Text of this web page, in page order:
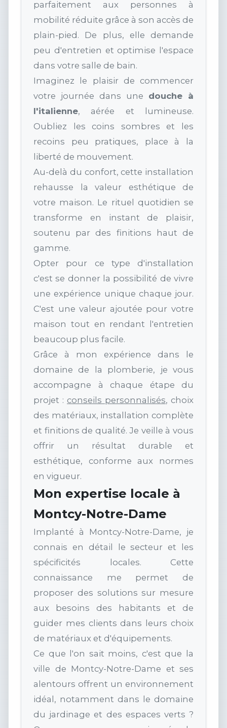
parfaitement aux personnes à
mobilité réduite grâce à son accès de
plain-pied. De plus, elle demande
peu d'entretien et optimise l'espace
dans votre salle de bain.
Imaginez le plaisir de commencer
votre journée dans une douche à
l'italienne, aérée et lumineuse.
Oubliez les coins sombres et les
recoins peu pratiques, place à la
liberté de mouvement.
Au-delà du confort, cette installation
rehausse la valeur esthétique de
votre maison. Le rituel quotidien se
transforme en instant de plaisir,
soutenu par des finitions haut de
gamme.
Opter pour ce type d'installation
c'est se donner la possibilité de vivre
une expérience unique chaque jour.
C'est une valeur ajoutée pour votre
maison tout en rendant l'entretien
beaucoup plus facile.
Grâce à mon expérience dans le
domaine de la plomberie, je vous
accompagne à chaque étape du
projet : conseils personnalisés, choix
des matériaux, installation complète
et finitions de qualité. Je veille à vous
offrir un résultat durable et
esthétique, conforme aux normes
en vigueur.
Mon expertise locale à
Montcy-Notre-Dame
Implanté à Montcy-Notre-Dame, je
connais en détail le secteur et les
spécificités locales. Cette
connaissance me permet de
proposer des solutions sur mesure
aux besoins des habitants et de
guider mes clients dans leurs choix
de matériaux et d'équipements.
Ce que l'on sait moins, c'est que la
ville de Montcy-Notre-Dame et ses
alentours offrent un environnement
idéal, notamment dans le domaine
du jardinage et des espaces verts ?